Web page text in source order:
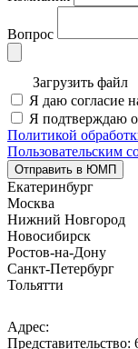
Вопрос
Загрузить файл
Я даю согласие
Я подтверждаю
Политикой
Пользовательским
Отправить в ЮМП
Екатеринбург
Москва
Нижний Новгород
Новосибирск
Ростов-на-Дону
Санкт-Петербург
Тольятти
Адрес:
Представительство: